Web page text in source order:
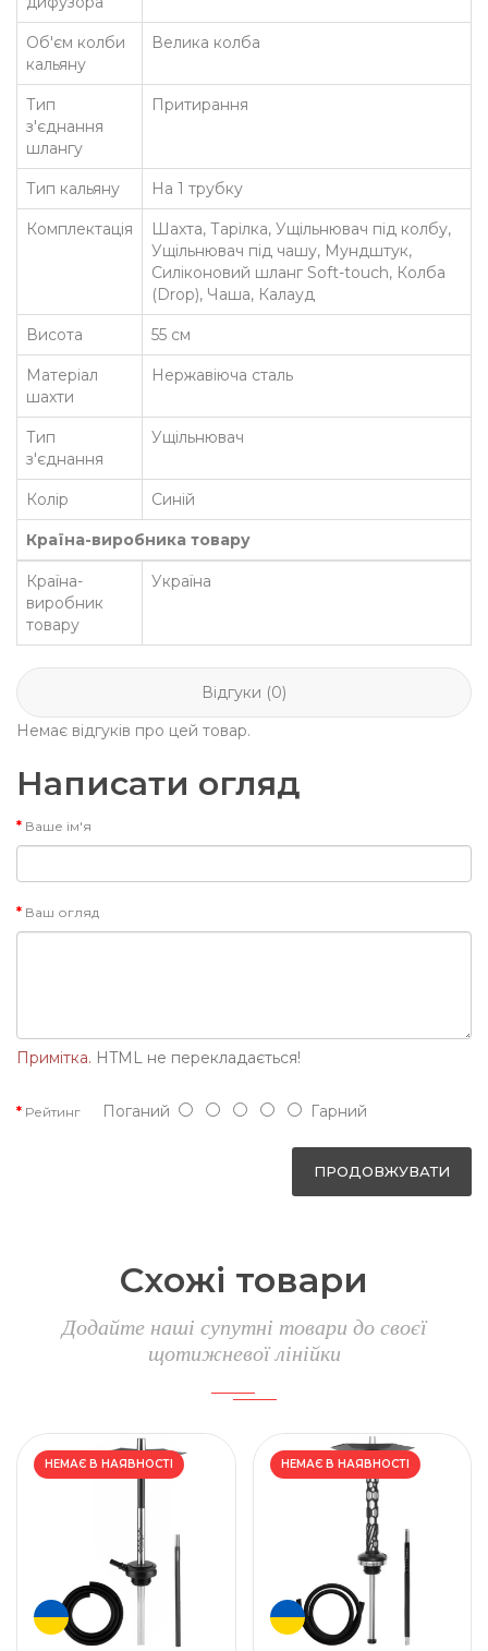
Об'єм колби
кальяну
Велика колба
Тип
з'єднання
шлангу
Притирання
Тип кальяну На 1 трубку
Комплектація
Шахта, Тарілка, Ущільнювач під колбу,
Ущільнювач під чашу, Мундштук,
Силіконовий шланг Soft-touch, Колба
(Drop), Чаша, Калауд
Висота 55 см
Матеріал
шахти
Нержавіюча сталь
Тип
з'єднання
Ущільнювач
Колір Синій
Країна-виробника товару
Країна-
виробник
товару
Україна
Відгуки (0)
Немає відгуків про цей товар.
Написати огляд
Ваше ім'я
Ваш огляд
Примітка. HTML не перекладається!
Рейтинг Поганий Гарний
ПРОДОВЖУВАТИ
Схожі товари
Додайте наші супутні товари до своєї
щотижневої лінійки
НЕМАЄ В НАЯВНОСТІ НЕМАЄ В НАЯВНОСТІ